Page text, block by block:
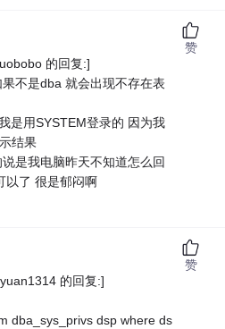
的回复:]
不是dba 就会出现不存在表
是用SYSTEM登录的 因为我
结果
是我电脑昨天不知道怎么回
以了 很是郁闷啊
赞
的回复:]
dba_sys_privs dsp where ds
赞